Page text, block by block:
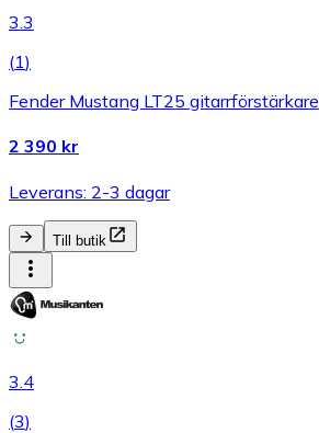
3.3
(1)
Fender Mustang LT25 gitarrförstärkare
2 390 kr
Leverans: 2-3 dagar
Till butik
3.4
(3)